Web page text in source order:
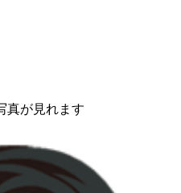
真が見れます